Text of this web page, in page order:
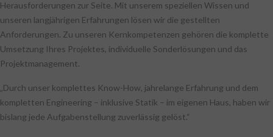
Herausforderungen zur Seite. Mit unserem speziellen Wissen und
unseren langjährigen Erfahrungen lösen wir die gestellten
Anforderungen. Zu unseren Kernkompetenzen gehören die komplette
Umsetzung Ihres Projektes, individuelle Sonderlösungen und das
Projektmanagement.
„Durch unser komplettes Know-How, jahrelange Erfahrung und dem
kompletten Engineering – inklusive Statik – im eigenen Haus, haben wir
bislang jede Aufgabenstellung zuverlässig gelöst.“